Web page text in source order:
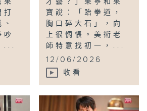
吵
...
寶說：「跆拳道，
胸口碎大石」，向
上很惆悵。美術老
師特意找初一，...
12/06/2026
收看